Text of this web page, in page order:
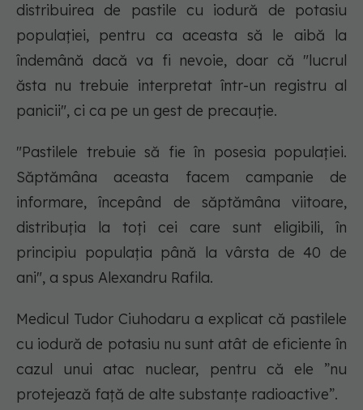
distribuirea de pastile cu iodură de potasiu
populaţiei, pentru ca aceasta să le aibă la
îndemână dacă va fi nevoie, doar că "lucrul
ăsta nu trebuie interpretat într-un registru al
panicii", ci ca pe un gest de precauţie.
"Pastilele trebuie să fie în posesia populației.
Săptămâna aceasta facem campanie de
informare, începând de săptămâna viitoare,
distribuția la toți cei care sunt eligibili, în
principiu populația până la vârsta de 40 de
ani", a spus Alexandru Rafila.
Medicul Tudor Ciuhodaru a explicat că pastilele
cu iodură de potasiu nu sunt atât de eficiente în
cazul unui atac nuclear, pentru că ele ”nu
protejează față de alte substanțe radioactive”.